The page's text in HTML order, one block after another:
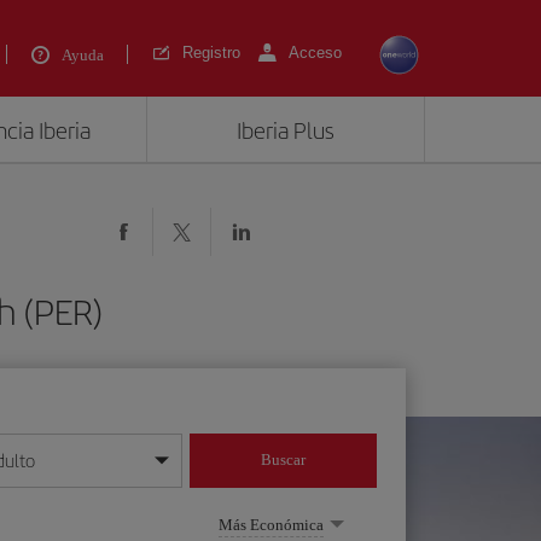
Ayuda Registro Acceso
Iberia Iberia Plus
(PER)
mes/año
Buscar
Más Económica